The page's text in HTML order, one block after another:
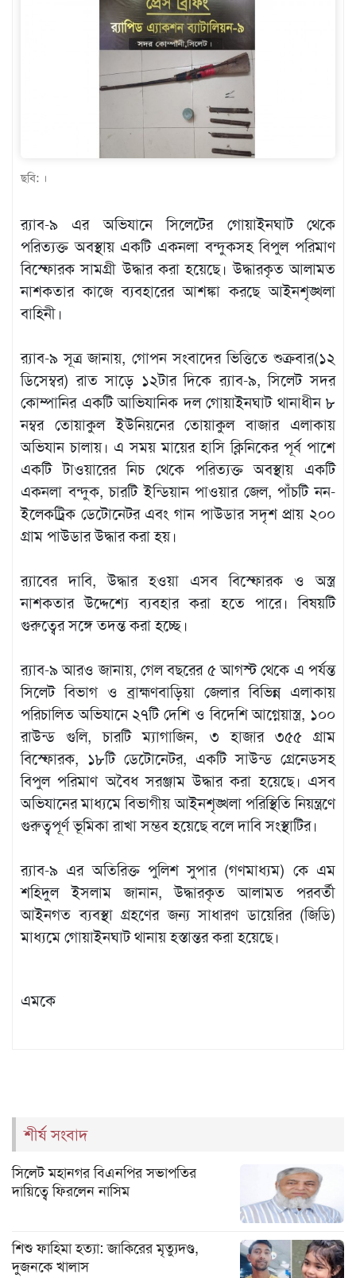
মতামত
লাইফস্টাইল
ছবি: ।
র‌্যাব-৯ এর অভিযানে সিলেটের গোয়াইনঘাট থেকে
পরিত্যক্ত অবস্থায় একটি একনলা বন্দুকসহ বিপুল পরিমাণ
বিস্ফোরক সামগ্রী উদ্ধার করা হয়েছে। উদ্ধারকৃত আলামত
নাশকতার কাজে ব্যবহারের আশঙ্কা করছে আইনশৃঙ্খলা
বাহিনী।
র‌্যাব-৯ সূত্র জানায়, গোপন সংবাদের ভিত্তিতে শুক্রবার(১২
ডিসেম্বর) রাত সাড়ে ১২টার দিকে র‌্যাব-৯, সিলেট সদর
কোম্পানির একটি আভিযানিক দল গোয়াইনঘাট থানাধীন ৮
নম্বর তোয়াকুল ইউনিয়নের তোয়াকুল বাজার এলাকায়
অভিযান চালায়। এ সময় মায়ের হাসি ক্লিনিকের পূর্ব পাশে
একটি টাওয়ারের নিচ থেকে পরিত্যক্ত অবস্থায় একটি
একনলা বন্দুক, চারটি ইন্ডিয়ান পাওয়ার জেল, পাঁচটি নন-
ইলেকট্রিক ডেটোনেটর এবং গান পাউডার সদৃশ প্রায় ২০০
গ্রাম পাউডার উদ্ধার করা হয়।
র‌্যাবের দাবি, উদ্ধার হওয়া এসব বিস্ফোরক ও অস্ত্র
নাশকতার উদ্দেশ্যে ব্যবহার করা হতে পারে। বিষয়টি
গুরুত্বের সঙ্গে তদন্ত করা হচ্ছে।
র‌্যাব-৯ আরও জানায়, গেল বছরের ৫ আগস্ট থেকে এ পর্যন্ত
সিলেট বিভাগ ও ব্রাহ্মণবাড়িয়া জেলার বিভিন্ন এলাকায়
পরিচালিত অভিযানে ২৭টি দেশি ও বিদেশি আগ্নেয়াস্ত্র, ১০০
রাউন্ড গুলি, চারটি ম্যাগাজিন, ৩ হাজার ৩৫৫ গ্রাম
বিস্ফোরক, ১৮টি ডেটোনেটর, একটি সাউন্ড গ্রেনেডসহ
বিপুল পরিমাণ অবৈধ সরঞ্জাম উদ্ধার করা হয়েছে। এসব
অভিযানের মাধ্যমে বিভাগীয় আইনশৃঙ্খলা পরিস্থিতি নিয়ন্ত্রণে
গুরুত্বপূর্ণ ভূমিকা রাখা সম্ভব হয়েছে বলে দাবি সংস্থাটির।
র‍্যাব-৯ এর অতিরিক্ত পুলিশ সুপার (গণমাধ্যম) কে এম
শহিদুল ইসলাম জানান, উদ্ধারকৃত আলামত পরবর্তী
আইনগত ব্যবস্থা গ্রহণের জন্য সাধারণ ডায়েরির (জিডি)
মাধ্যমে গোয়াইনঘাট থানায় হস্তান্তর করা হয়েছে।
এমকে
শীর্ষ সংবাদ
সিলেট মহানগর বিএনপির সভাপতির
দায়িত্বে ফিরলেন নাসিম
শিশু ফাহিমা হত্যা: জাকিরের মৃত্যুদণ্ড,
দুজনকে খালাস